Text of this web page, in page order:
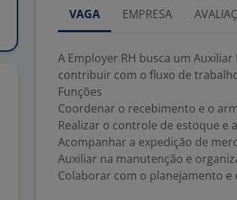
VAGA EMPRESA
A Employer RH busca um
contribuir com o fluxo de
Funções
Coordenar o recebimento e o
Realizar o controle de estoque e
Acompanhar a expedição de
Auxiliar na manutenção e
Colaborar com o planejamento